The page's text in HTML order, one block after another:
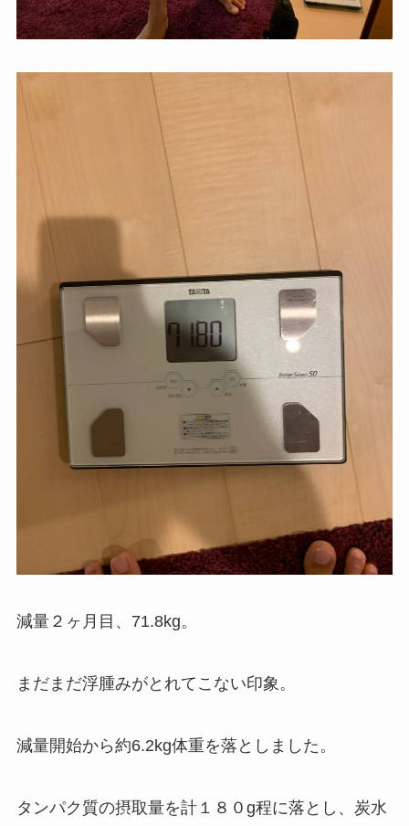
減量２ヶ月目、71.8kg。
まだまだ浮腫みがとれてこない印象。
減量開始から約6.2kg体重を落としました。
タンパク質の摂取量を計１８０g程に落とし、炭水